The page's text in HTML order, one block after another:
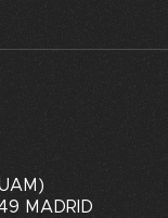
MADRID